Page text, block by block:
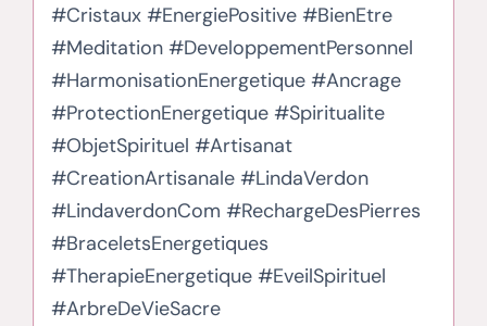
#Cristaux #EnergiePositive #BienEtre
#Meditation #DeveloppementPersonnel
#HarmonisationEnergetique #Ancrage
#ProtectionEnergetique #Spiritualite
#ObjetSpirituel #Artisanat
#CreationArtisanale #LindaVerdon
#LindaverdonCom #RechargeDesPierres
#BraceletsEnergetiques
#TherapieEnergetique #EveilSpirituel
#ArbreDeVieSacre